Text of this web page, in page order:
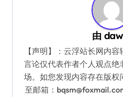
由
【声明】：云浮站长网内
言论仅代表作者个人观点绝
场。如您发现内容存在版权
至邮箱：